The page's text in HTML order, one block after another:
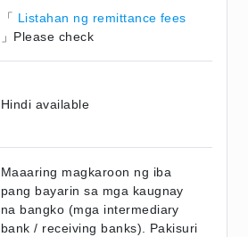
「 Listahan ng remittance fees
」Please check
Hindi available
Maaaring magkaroon ng iba
pang bayarin sa mga kaugnay
na bangko (mga intermediary
bank / receiving banks). Pakisuri